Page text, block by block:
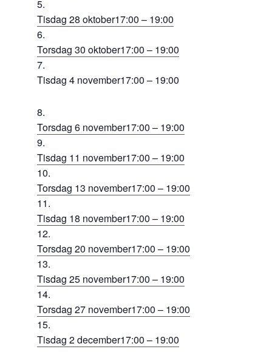
Tisdag 28 oktober17:00 – 19:00
Torsdag 30 oktober17:00 – 19:00
Tisdag 4 november17:00 – 19:00
Torsdag 6 november17:00 – 19:00
Tisdag 11 november17:00 – 19:00
Torsdag 13 november17:00 – 19:00
Tisdag 18 november17:00 – 19:00
Torsdag 20 november17:00 – 19:00
Tisdag 25 november17:00 – 19:00
Torsdag 27 november17:00 – 19:00
Tisdag 2 december17:00 – 19:00